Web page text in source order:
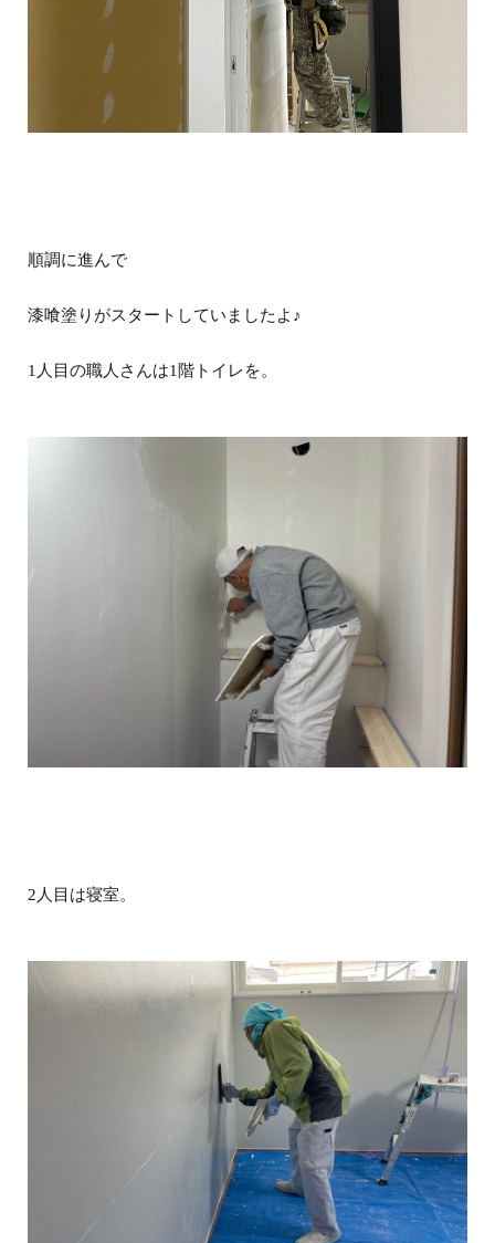
順調に進んで
漆喰塗りがスタートしていましたよ♪
1人目の職人さんは1階トイレを。
2人目は寝室。